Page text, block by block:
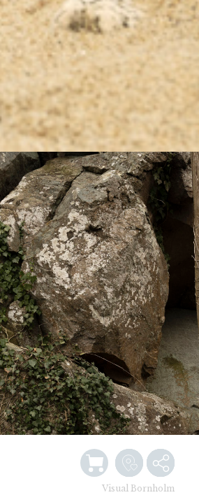
F
Visual Bornholm